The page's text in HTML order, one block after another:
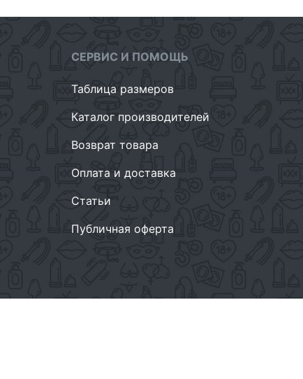
СЕРВИС И ПОМОЩЬ
Таблица размеров
Каталог производителей
Возврат товара
Оплата и доставка
Статьи
Публичная оферта